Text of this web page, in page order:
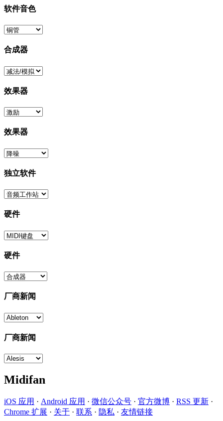
软件音色
合成器
效果器
效果器
独立软件
硬件
硬件
厂商新闻
厂商新闻
Midifan
iOS 应用 · Android 应用 · 微信公众号 · 官方微博 · RSS 更新 ·
Chrome 扩展 · 关于 · 联系 · 隐私 · 友情链接